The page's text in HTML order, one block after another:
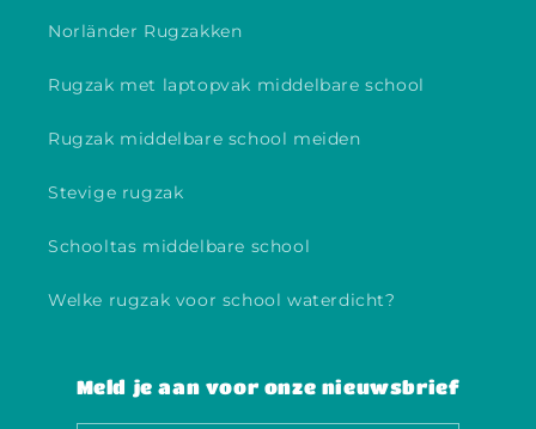
Norländer Rugzakken
Rugzak met laptopvak middelbare school
Rugzak middelbare school meiden
Stevige rugzak
Schooltas middelbare school
Welke rugzak voor school waterdicht?
Meld je aan voor onze nieuwsbrief